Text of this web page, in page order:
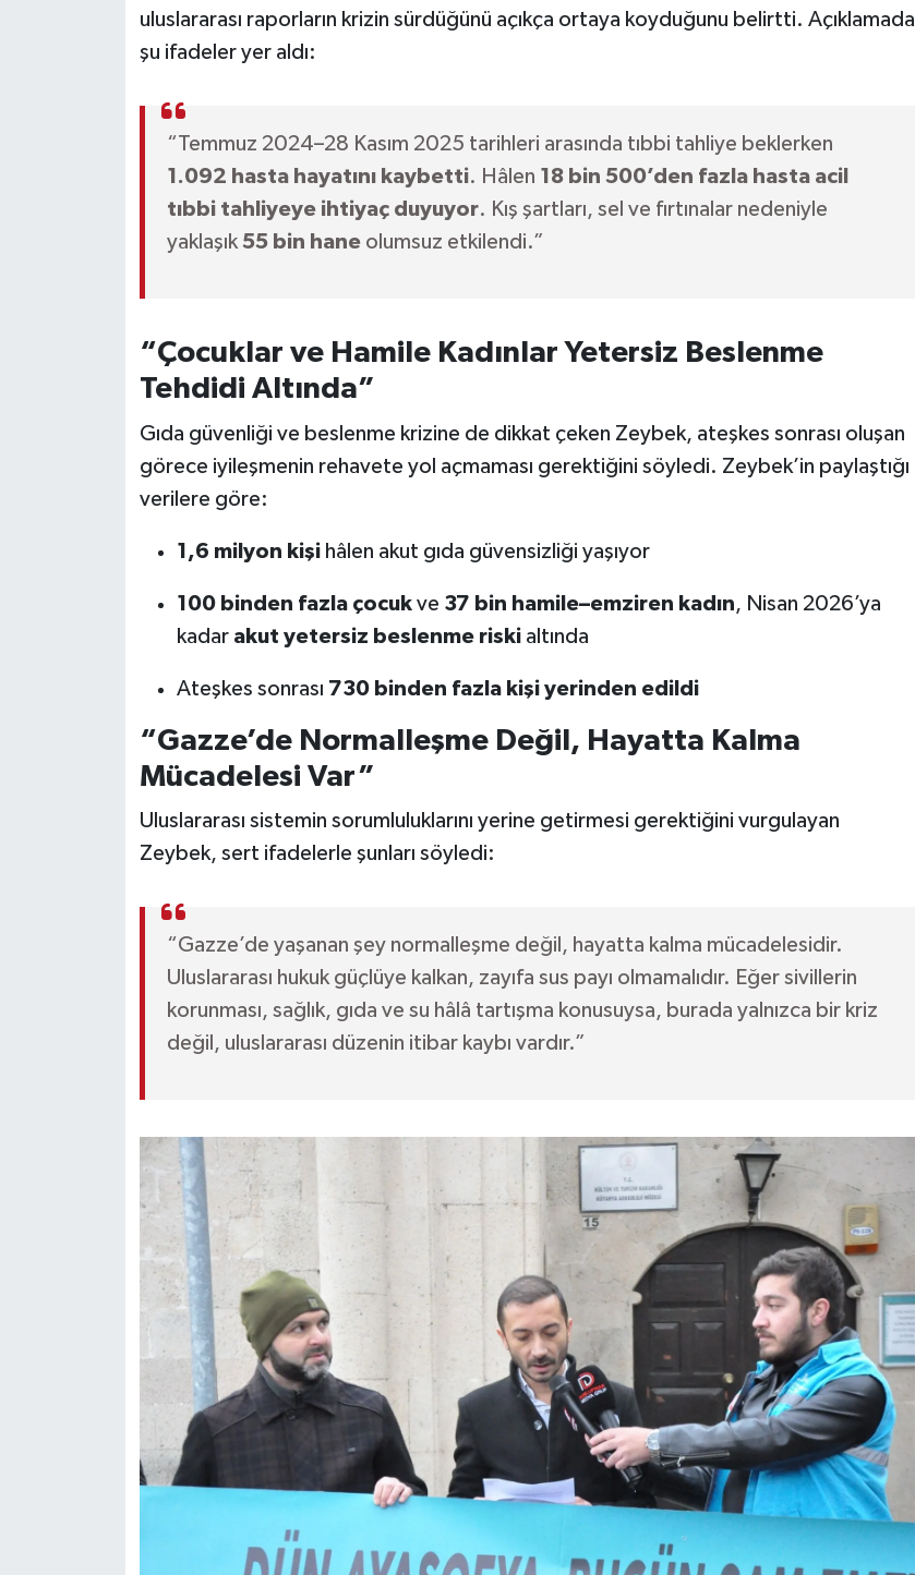
uluslararası raporların krizin sürdüğünü açıkça ortaya koyduğunu belirtti. Açıklamada
şu ifadeler yer aldı:
“Temmuz 2024–28 Kasım 2025 tarihleri arasında tıbbi tahliye beklerken
1.092 hasta hayatını kaybetti. Hâlen 18 bin 500’den fazla hasta acil
tıbbi tahliyeye ihtiyaç duyuyor. Kış şartları, sel ve fırtınalar nedeniyle
yaklaşık55 bin haneolumsuz etkilendi.”
“Çocuklar ve Hamile Kadınlar Yetersiz Beslenme
Tehdidi Altında”
Gıda güvenliği ve beslenme krizine de dikkat çeken Zeybek, ateşkes sonrası oluşan
görece iyileşmenin rehavete yol açmaması gerektiğini söyledi. Zeybek’in paylaştığı
verilere göre:
1,6 milyon kişihâlen akut gıda güvensizliği yaşıyor
100 binden fazla çocukve 37 bin hamile–emziren kadın, Nisan 2026’ya
kadar akut yetersiz beslenme riskialtında
Ateşkes sonrası 730 binden fazla kişi yerinden edildi
“Gazze’de Normalleşme Değil, Hayatta Kalma
Mücadelesi Var”
Uluslararası sistemin sorumluluklarını yerine getirmesi gerektiğini vurgulayan
Zeybek, sert ifadelerle şunları söyledi:
“Gazze’de yaşanan şey normalleşme değil, hayatta kalma mücadelesidir.
Uluslararası hukuk güçlüye kalkan, zayıfa sus payı olmamalıdır. Eğer sivillerin
korunması, sağlık, gıda ve su hâlâ tartışma konusuysa, burada yalnızca bir kriz
değil, uluslararası düzenin itibar kaybı vardır.”